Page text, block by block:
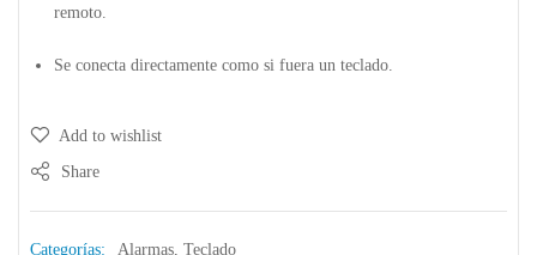
remoto.
Se conecta directamente como si fuera un teclado.
Add to wishlist
Share
Categorías: Alarmas Teclado